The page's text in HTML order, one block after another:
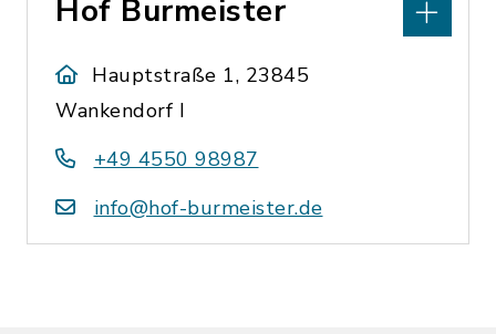
Hof Burmeister
Hauptstraße 1, 23845
Wankendorf I
+49 4550 98987
info@hof-burmeister.de